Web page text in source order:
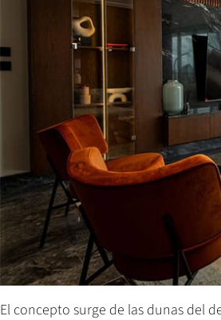
El concepto surge de las dunas del